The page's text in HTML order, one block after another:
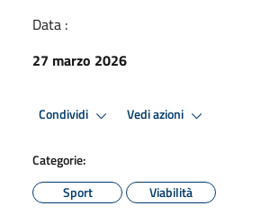
Data :
27 marzo 2026
Condividi Vedi azioni
Categorie:
Sport
Viabilità